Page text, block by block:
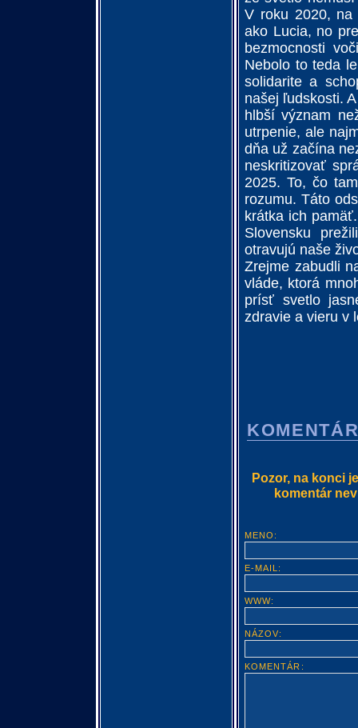
V roku 2020, na
ako Lucia, no
bezmocnosti
Nebolo to teda
solidarite a
našej ľudskosti.
hlbší význam
utrpenie, ale
dňa už začína
neskritizovať
2025. To, čo
rozumu. Táto
krátka ich
Slovensku
otravujú naše
Zrejme zabudli
vláde, ktorá
prísť svetlo
zdravie a vieru v
Pozor, na konci
komentár
MENO:
E-MAIL:
WWW:
NÁZOV:
KOMENTÁR: